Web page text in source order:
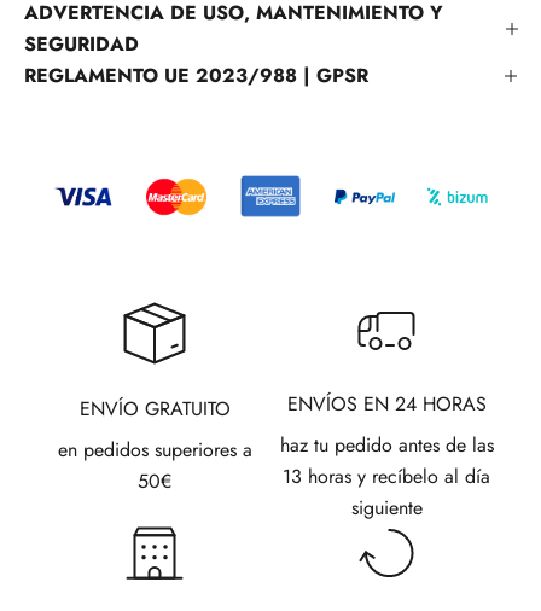
ADVERTENCIA DE USO, MANTENIMIENTO Y
SEGURIDAD
REGLAMENTO UE 2023/988 | GPSR
ENVÍO GRATUITO
en pedidos superiores a
50€
ENVÍOS EN 24 HORAS
haz tu pedido antes de las
13 horas y recíbelo al día
siguiente